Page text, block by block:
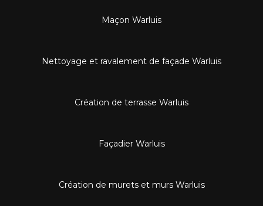
Maçon Warluis
Nettoyage et ravalement de façade Warluis
Création de terrasse Warluis
Façadier Warluis
Création de murets et murs Warluis